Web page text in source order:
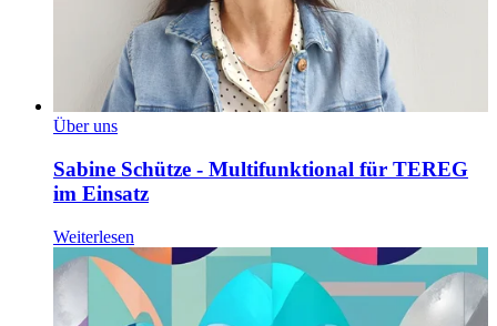
Über uns
Sabine Schütze - Multifunktional für TEREG
im Einsatz
Weiterlesen